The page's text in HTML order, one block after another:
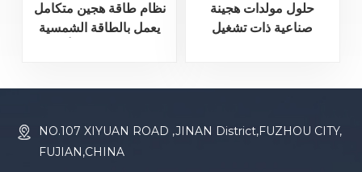
نظام طاقة هجين متكامل
يعمل بالطاقة الشمسية
حلول مولدات هجينة
صناعية ذات تشغيل
NO.107 XIYUAN ROAD ,JINAN District,FUZHOU CITY,
FUJIAN,CHINA